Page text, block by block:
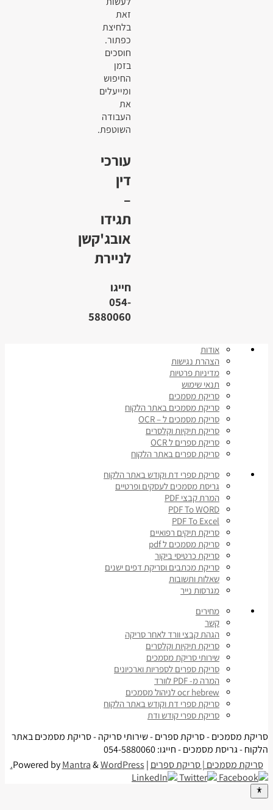
זאת
בלחיצת
כפתור.
חוסכים
בזמן
החיפוש
ומייעלים
את
העבודה
השוטפת.
עורכי
דין
–
תגידו
אובג'קשן
לניירת
חייגו
054-
5880060
אודות
הצהרת נגישות
מדיניות פרטיות
תנאי שימוש
סריקת מסמכים
סריקת מסמכים באתר הלקוח
סריקת מסמכים ל – OCR
סריקת תיקיות וקלסרים
סריקת ספרים ל OCR
סריקת ספרים באתר הלקוח
סריקת ספרי דת וקודש באתר הלקוח
גריסת מסמכים לעסקים ופרטיים
המרת קבצי PDF
PDF To WORD
PDF To Excel
סריקת תיקים רפואיים
סריקת מסמכים ל pdf
סריקת כרטיסי ביקור
סריקת מכתבים וסריקת דפים ישנים
שאלות ותשובות
מגרסות נייר
מחירים
קשר
הגהת קבצי וורד לאחר סריקה
סריקת תיקיות וקלסרים
שירותי סריקת מסמכים
סריקת ספרים לספריות וארכיונים
המרה מ- PDF לוורד
ocr hebrew לניהול מסמכים
סריקת ספרי דת וקודש באתר הלקוח
סריקת ספרי קודש ודת
סריקת מסמכים - סריקת ספרים - שירותי סריקה - סריקת מסמכים באתר
הלקוח - גריסת מסמכים - חייגו: 054-5880060
סריקת מסמכים | סריקת ספרים | Powered by
Mantra&WordPress.